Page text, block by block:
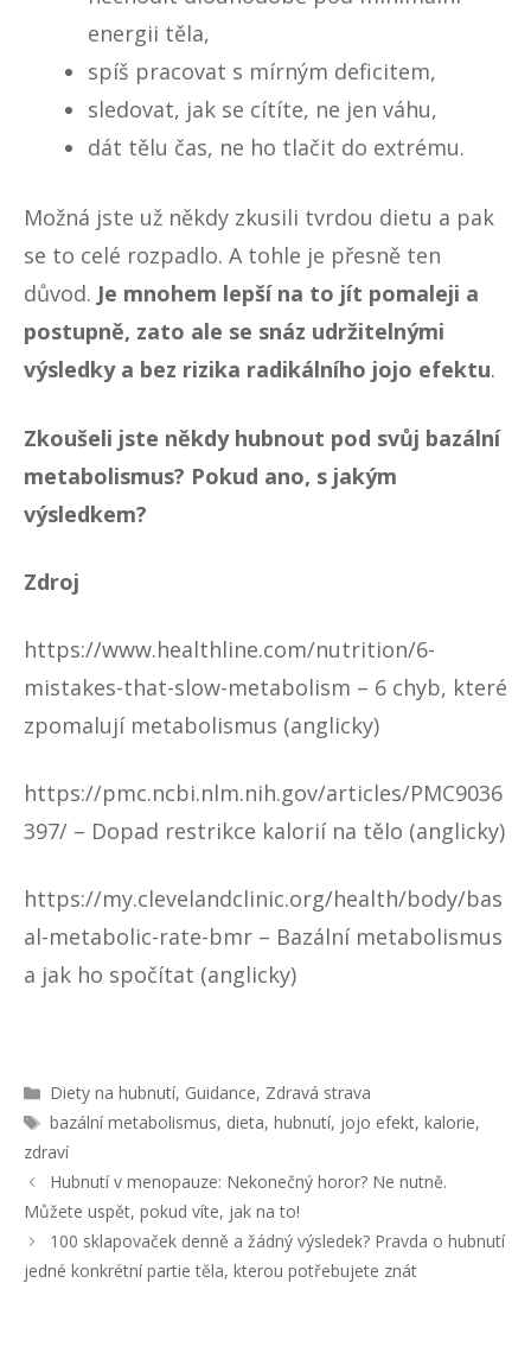
energii těla,
spíš pracovat s mírným deficitem,
sledovat, jak se cítíte, ne jen váhu,
dát tělu čas, ne ho tlačit do extrému.
Možná jste už někdy zkusili tvrdou dietu a pak
se to celé rozpadlo. A tohle je přesně ten
důvod. Je mnohem lepší na to jít pomaleji a
postupně, zato ale se snáz udržitelnými
výsledky a bez rizika radikálního jojo efektu.
Zkoušeli jste někdy hubnout pod svůj bazální
metabolismus? Pokud ano, s jakým
výsledkem?
Zdroj
https://www.healthline.com/nutrition/6-
mistakes-that-slow-metabolism – 6 chyb, které
zpomalují metabolismus (anglicky)
https://pmc.ncbi.nlm.nih.gov/articles/PMC9036
397/ – Dopad restrikce kalorií na tělo (anglicky)
https://my.clevelandclinic.org/health/body/bas
al-metabolic-rate-bmr – Bazální metabolismus
a jak ho spočítat (anglicky)
R
u
r
i
k
y
Diety na hubnutí, Guidance, Zdravá strava
Š
t
t
k
y
bazální metabolismus, dieta,hubnutí, jojo efekt,kalorie,
zdraví
N
a
g
Hubnutí v menopauze: Nekonečný horor? Ne nutně.
Můžete uspět, pokud víte, jak na to!
100 sklapovaček denně a žádný výsledek? Pravda o hubnutí
jedné konkrétní partie těla, kterou potřebujete znát